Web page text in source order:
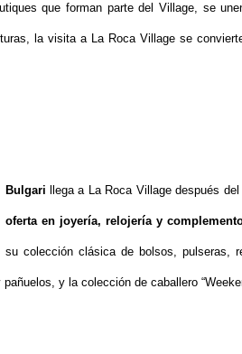
que forman parte del Village, se
la visita a La Roca Village se
Bulgari llega a La Roca Village después
oferta en joyería, relojería y
su colección clásica de bolsos, pulseras,
pañuelos, y la colección de caballero